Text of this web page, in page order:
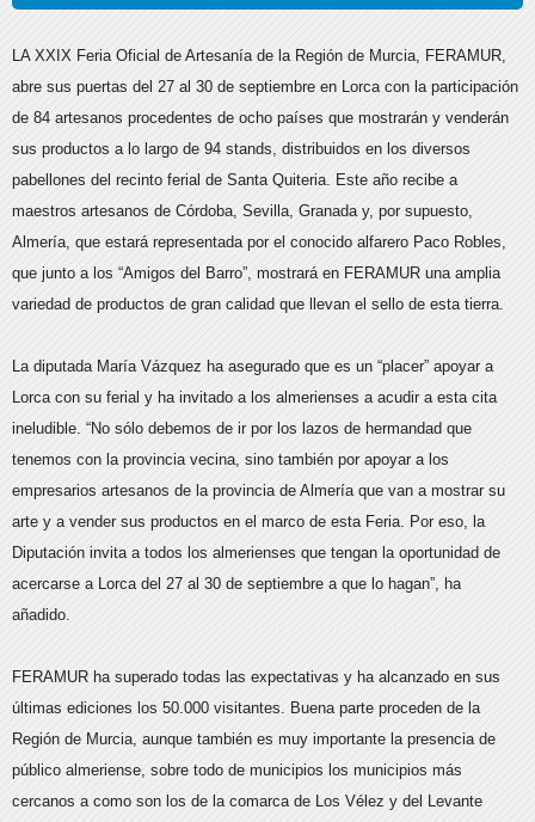
LA XXIX Feria Oficial de Artesanía de la Región de Murcia, FERAMUR,
abre sus puertas del 27 al 30 de septiembre en Lorca con la participación
de 84 artesanos procedentes de ocho países que mostrarán y venderán
sus productos a lo largo de 94 stands, distribuidos en los diversos
pabellones del recinto ferial de Santa Quiteria. Este año recibe a
maestros artesanos de Córdoba, Sevilla, Granada y, por supuesto,
Almería, que estará representada por el conocido alfarero Paco Robles,
que junto a los “Amigos del Barro”, mostrará en FERAMUR una amplia
variedad de productos de gran calidad que llevan el sello de esta tierra.
La diputada María Vázquez ha asegurado que es un “placer” apoyar a
Lorca con su ferial y ha invitado a los almerienses a acudir a esta cita
ineludible. “No sólo debemos de ir por los lazos de hermandad que
tenemos con la provincia vecina, sino también por apoyar a los
empresarios artesanos de la provincia de Almería que van a mostrar su
arte y a vender sus productos en el marco de esta Feria. Por eso, la
Diputación invita a todos los almerienses que tengan la oportunidad de
acercarse a Lorca del 27 al 30 de septiembre a que lo hagan”, ha
añadido.
FERAMUR ha superado todas las expectativas y ha alcanzado en sus
últimas ediciones los 50.000 visitantes. Buena parte proceden de la
Región de Murcia, aunque también es muy importante la presencia de
público almeriense, sobre todo de municipios los municipios más
cercanos a como son los de la comarca de Los Vélez y del Levante